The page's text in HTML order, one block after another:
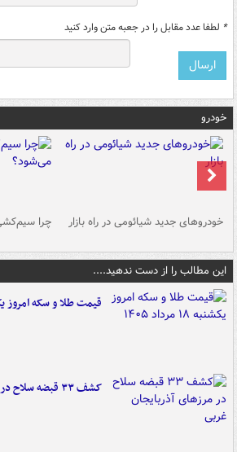
* لطفا عدد مقابل را در جعبه متن وارد کنید
خودرو
خودروهای جدید شیائومی در راه بازار چرا
این مطالب را از دست ندهید....
قیمت طلا و سکه امروز یکشنبه ۱۸
کشف ۳۳ قبضه سلاح در مرزهای آذربایجان غربی